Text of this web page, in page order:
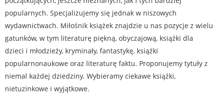
popularnych. Specjalizujemy się jednak w niszowych
wydawnictwach. Miłośnik książek znajdzie u nas pozycje z wielu
gatunków, w tym literaturę piękną, obyczajową, książki dla
dzieci i młodzieży, kryminały, fantastykę, książki
popularnonaukowe oraz literaturę faktu. Proponujemy tytuły z
niemal każdej dziedziny. Wybieramy ciekawe książki,
nietuzinkowe i wyjątkowe.